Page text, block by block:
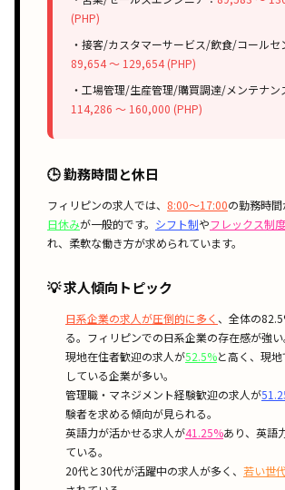
(PHP)
・接客/カスタマーサービス/飲食/コールセ
89,654 〜 129,654 (PHP)
・工場管理/生産管理/購買調達/メンテナン
114,286 〜 160,000 (PHP)
🕒 勤務時間と休日
フィリピンの求人では、 8:00〜17:00の勤務時間
日休みが一般的です。 シフト制やフレックス制度
れ、柔軟な働き方が求められています。
💡 求人傾向トピック
日系企業の求人が圧倒的に多く 、全体の
る。フィリピンでの日系企業の存在感が強い
現地在住者歓迎の求人が52.5%と高く、現
している企業が多い。
管理職・マネジメント経験歓迎の求人が
験者を求める傾向が見られる。
英語力が活かせる求人が41.25%あり、英語
ている。
20代と30代が活躍中の求人が多く、 若い世